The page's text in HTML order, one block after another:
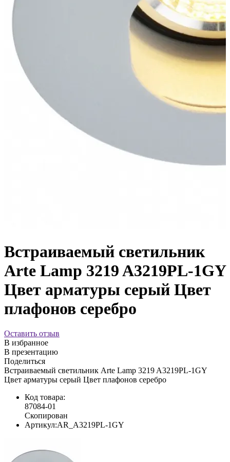
Встраиваемый светильник
Arte Lamp 3219 A3219PL-1GY
Цвет арматуры серый Цвет
плафонов серебро
Оставить отзыв
В избранное
В презентацию
Поделиться
Встраиваемый светильник Arte Lamp 3219 A3219PL-1GY
Цвет арматуры серый Цвет плафонов серебро
Код товара:
87084-01
Скопирован
Артикул:AR_A3219PL-1GY